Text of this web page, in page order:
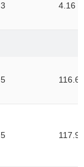
3 4.16
5 116.62
5 117.96